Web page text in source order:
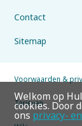
Contact
Sitemap
Voorwaarden &
Tarieven
Welkom op
cookies. Door
ons privacy-